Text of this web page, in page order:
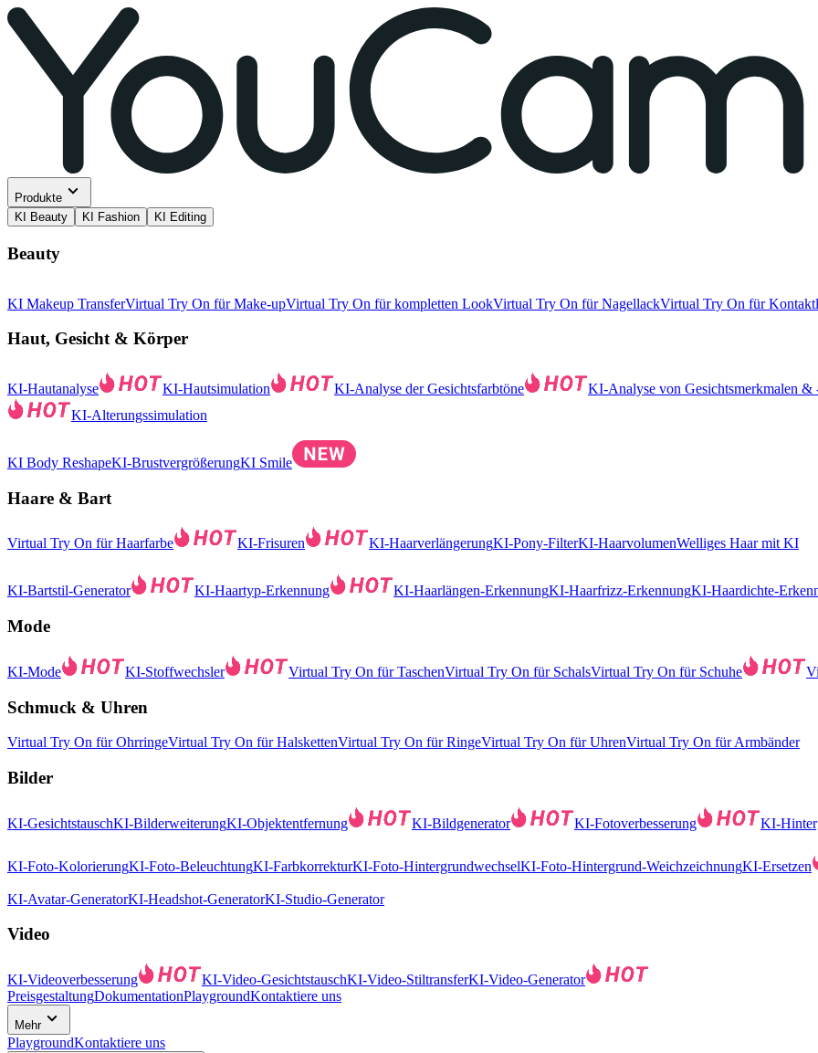
Produkte
KI Beauty
KI Fashion KI Editing
Beauty
KI Makeup TransferVirtual Try On für Make-upVirtual Try On für kompletten LookVirtual Try On für NagellackVirtual Try On für
Haut, Gesicht & Körper
KI-Hautanalyse KI-Hautsimulation KI-Analyse der Gesichtsfarbtöne KI-Analyse von Gesichtsmerkmalen &
KI-Alterungssimulation
KI Body ReshapeKI-BrustvergrößerungKI Smile
Haare & Bart
Virtual Try On für Haarfarbe KI-Frisuren KI-HaarverlängerungKI-Pony-FilterKI-HaarvolumenWelliges Haar mit KI
KI-Bartstil-Generator KI-Haartyp-Erkennung KI-Haarlängen-ErkennungKI-Haarfrizz-ErkennungKI-Haardichte-
Mode
KI-Mode KI-Stoffwechsler Virtual Try On für TaschenVirtual Try On für SchalsVirtual Try On für Schuhe
Schmuck & Uhren
Virtual Try On für OhrringeVirtual Try On für HalskettenVirtual Try On für RingeVirtual Try On für UhrenVirtual Try On für Armbänder
Bilder
KI-GesichtstauschKI-BilderweiterungKI-Objektentfernung KI-Bildgenerator KI-Fotoverbesserung KI-
KI-Foto-KolorierungKI-Foto-BeleuchtungKI-FarbkorrekturKI-Foto-HintergrundwechselKI-Foto-Hintergrund-WeichzeichnungKI-Ersetzen
KI-Avatar-GeneratorKI-Headshot-GeneratorKI-Studio-Generator
Video
KI-Videoverbesserung KI-Video-GesichtstauschKI-Video-StiltransferKI-Video-Generator
PreisgestaltungDokumentationPlaygroundKontaktiere uns
Mehr
PlaygroundKontaktiere uns